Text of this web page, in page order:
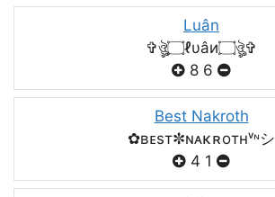
Luân
✞ঔৣ۝ℓυâи۝ঔৣ✞
8 6
Best Nakroth
✿ʙᴇsт✼ɴᴀκʀoтнᵛᶰシ
4 1